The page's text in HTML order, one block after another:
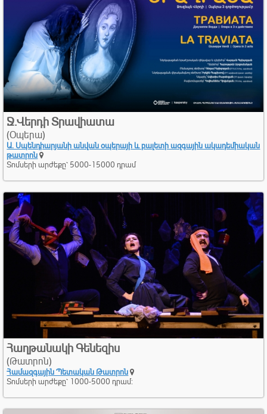
Ջ.Վերդի Տրավիատա
(Օպերա)
Ա. Սպենդիարյանի անվան օպերայի և բալետի ազգային ակադեմիական
թատրոն
Տոմսերի արժեքը՝ 5000-15000 դրամ
Հաղթանակի Գենեզիս
(Թատրոն)
Համազգային Պետական Թատրոն
Տոմսերի արժեքը՝ 1000-5000 դրամ: